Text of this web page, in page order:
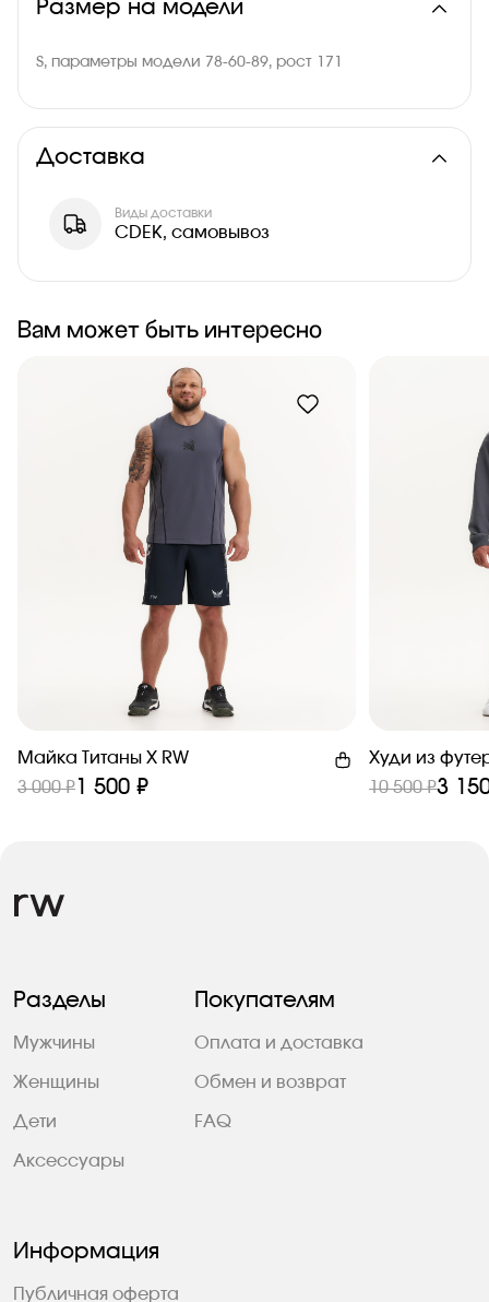
Размер на модели
S, параметры модели 78-60-89, рост 171
Доставка
Виды доставки
CDEK, самовывоз
Вам может быть интересно
Майка Титаны X RW
3 000 ₽1 500 ₽
Худи из
10 500 ₽3
Разделы
Мужчины
Женщины
Дети
Аксессуары
Покупателям
Оплата и доставка
Обмен и возврат
FAQ
Информация
Публичная оферта